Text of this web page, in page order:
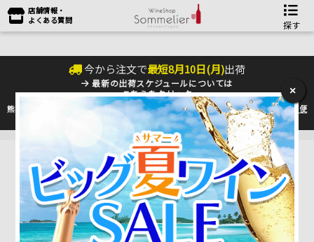
店舗情報・
よくある質問
探す
今から注文で最短8月10日(月)出荷
最新の出荷スケジュールについては
こちらをクリック
熊本地震の影響により九州への配送に遅れが生じております。最新情報は佐川急便
のHP
をご確認下さい。
×